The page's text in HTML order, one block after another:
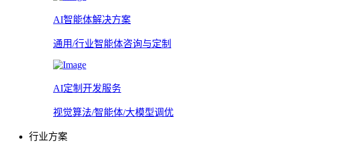
AI智能体解决方案
通用/行业智能体咨询与定制
AI定制开发服务
视觉算法/智能体/大模型调优
行业方案